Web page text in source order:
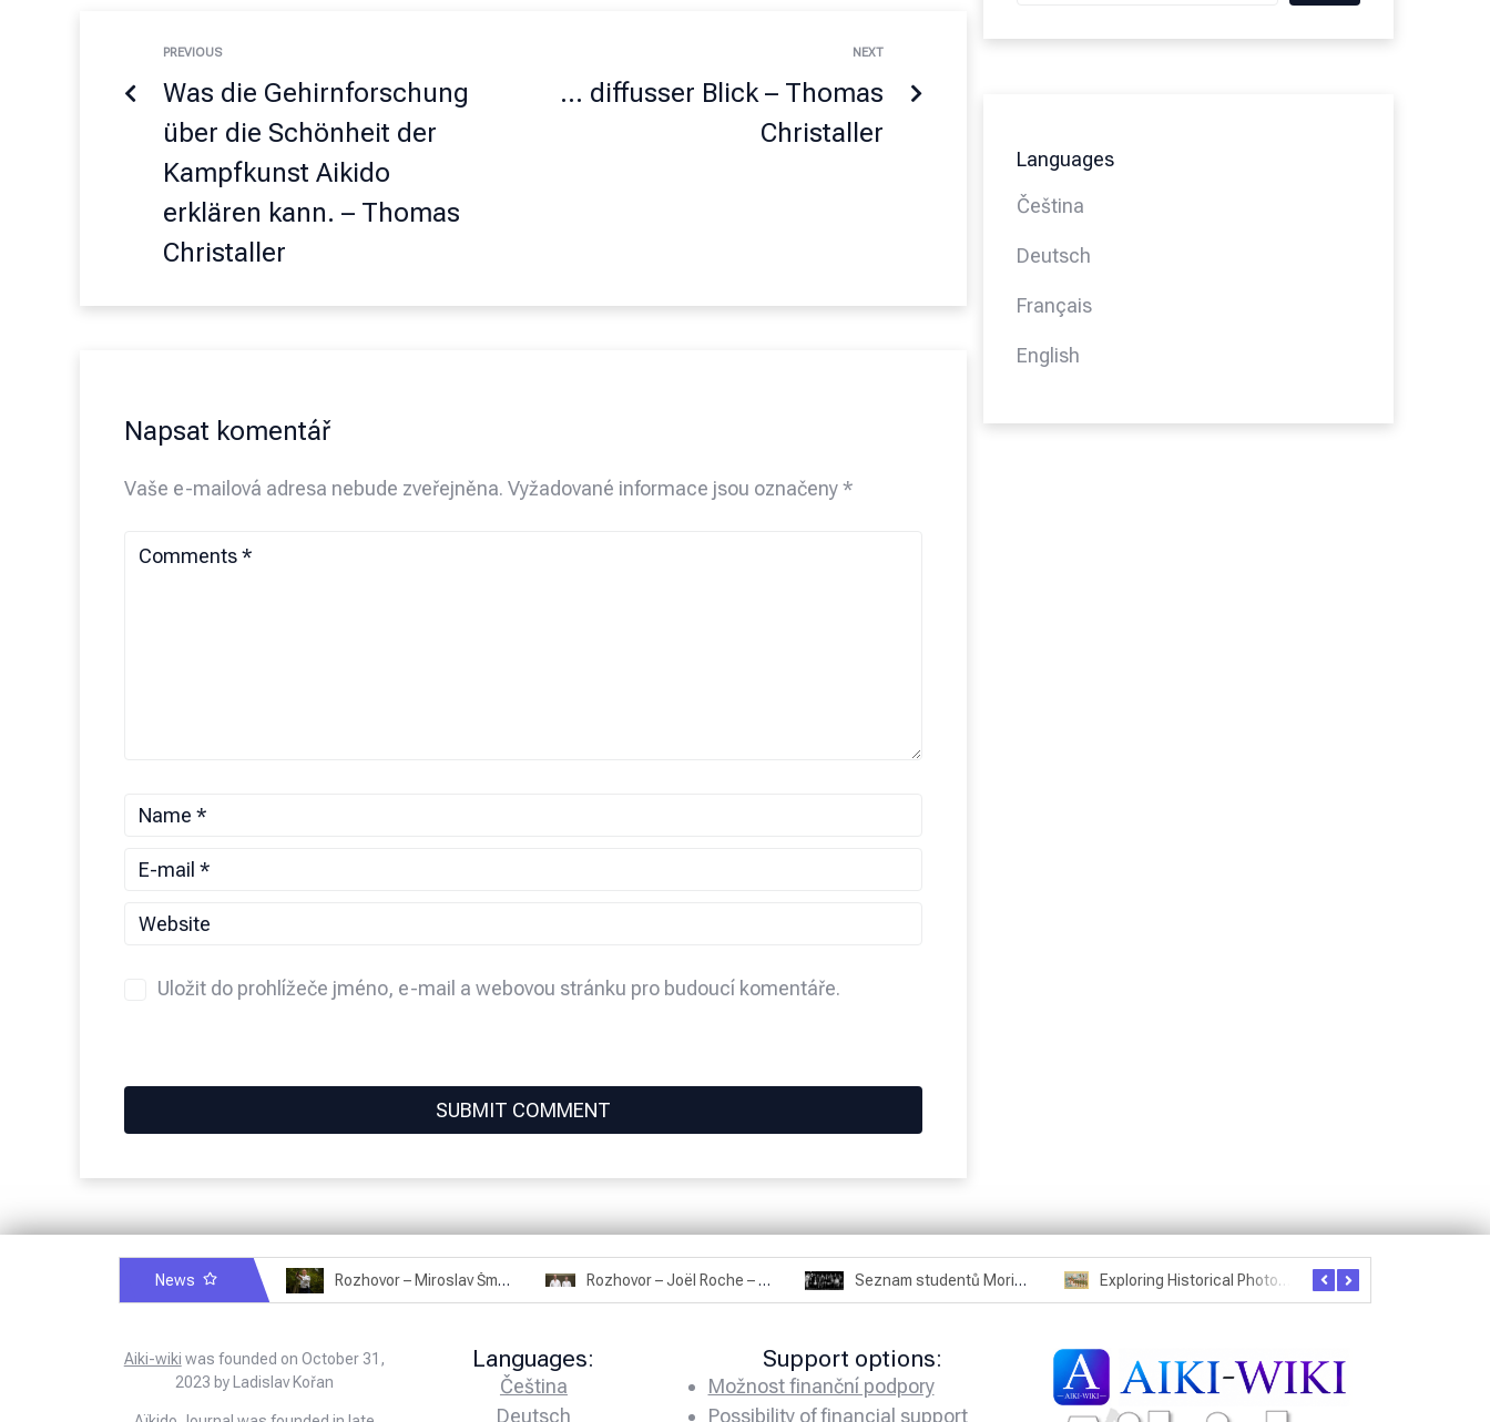
PREVIOUS
Was die Gehirnforschung
über die Schönheit der
Kampfkunst Aikido
erklären kann. – Thomas
Christaller
NEXT
… diffusser Blick – Thomas
Christaller
Napsat komentář
Vaše e-mailová adresa nebude zveřejněna. Vyžadované informace jsou označeny*
Uložit do prohlížeče jméno, e-mail a webovou stránku pro budoucí komentáře.
Languages
Čeština
Deutsch
Français
English
News Rozhovor – Miroslav Šmíd – 22.3.2025 Rozhovor – Joël Roche – 12.4.2025 – Praha, Karlín Seznam studentů Moriheie Ueshiby Exploring Historical Photos – Postcard from the Kwantung Army
Aiki-wiki was founded on October 31,
2023 by Ladislav Kořan
Languages:
Čeština
Deutsch
Support options:
Možnost finanční podpory
Possibility of financial support